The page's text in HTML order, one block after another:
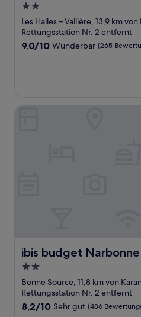
2.0-
Sterne-
Unterkunft
Les Halles – Vallière, 13,9 km
Rettungsstation Nr. 2 entfernt
9.0
9,0/10 Wunderbar (265
ibis budget Narbonne
ibis budget Narbonne Est
2.0-
Sterne-
Unterkunft
Bonne Source, 11,8 km von
Rettungsstation Nr. 2 entfernt
8.2
8,2/10 Sehr gut (486